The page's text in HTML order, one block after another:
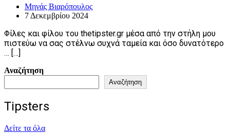
Μηνάς Βιαρόπουλος
7 Δεκεμβρίου 2024
Φίλες και φίλου του thetipster.gr μέσα από την στήλη μου
πιστεύω να σας στέλνω συχνά ταμεία και όσο δυνατότερο
… […]
Αναζήτηση
Αναζήτηση
Tipsters
Δείτε τα όλα